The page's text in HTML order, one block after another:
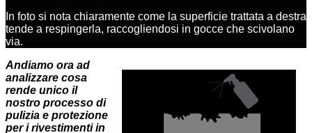
In foto si nota chiaramente come la superficie trattata a destra
tende a respingerla, raccogliendosi in gocce che scivolano
via.
Andiamo ora ad
analizzare cosa
rende unico il
nostro processo di
pulizia e protezione
per i rivestimenti in